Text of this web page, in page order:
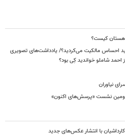
احساس مالکیت می‌کردید؟/ یادداشت‌های تصویری
شاملو خواندید کِی بود؟
نیاوران
نشست «پرسش‌های اکنون»
با انتشار عکس‌های جدید